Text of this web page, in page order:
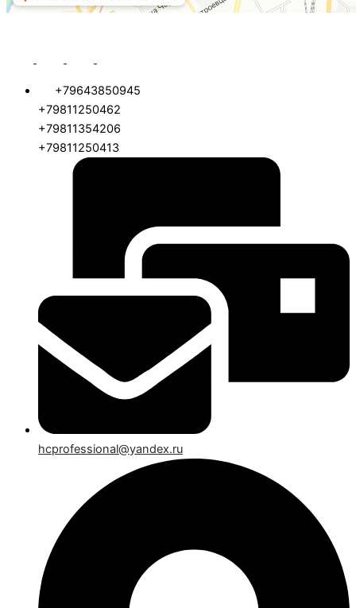
+79643850945
+79811250462
+79811354206
+79811250413
hcprofessional@yandex.ru